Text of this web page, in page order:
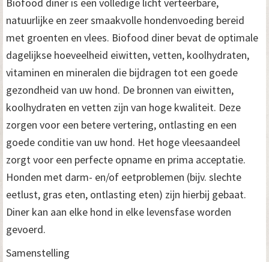
Biofood diner is een volledige licht verteerbare,
natuurlijke en zeer smaakvolle hondenvoeding bereid
met groenten en vlees. Biofood diner bevat de optimale
dagelijkse hoeveelheid eiwitten, vetten, koolhydraten,
vitaminen en mineralen die bijdragen tot een goede
gezondheid van uw hond. De bronnen van eiwitten,
koolhydraten en vetten zijn van hoge kwaliteit. Deze
zorgen voor een betere vertering, ontlasting en een
goede conditie van uw hond. Het hoge vleesaandeel
zorgt voor een perfecte opname en prima acceptatie.
Honden met darm- en/of eetproblemen (bijv. slechte
eetlust, gras eten, ontlasting eten) zijn hierbij gebaat.
Diner kan aan elke hond in elke levensfase worden
gevoerd.
Samenstelling